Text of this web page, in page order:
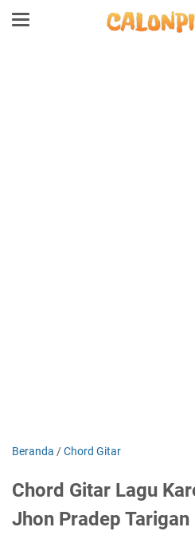
Beranda /Chord Gitar
Chord Gitar Lagu
Jhon Pradep Tarigan